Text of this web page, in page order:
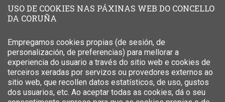
USO DE COOKIES NAS PÁXINAS WEB DO CONCELLO
DA CORUÑA
Empregamos cookies propias (de sesión, de
personalización, de preferencias) para mellorar a
experiencia do usuario a través do sitio web e cookies de
terceiros xeradas por servizos ou provedores externos ao
sitio web, que recollen datos estatísticos, de uso, gustos
dos usuarios, etc. Ao aceptar todas as cookies, dá o seu